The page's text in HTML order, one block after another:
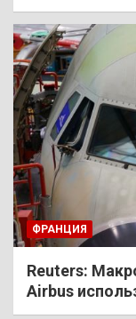
ФРАНЦИЯ
Reuters:
Airbus